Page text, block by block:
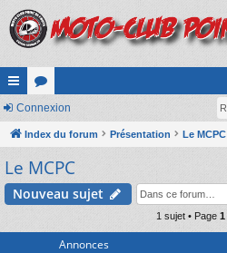
cc
ès
ra
pi
or
u
m
s
Connexion
Index du forum Présentation Le MCPC
Le MCPC
Nouveau sujet
1 sujet • Page 1
Annonces